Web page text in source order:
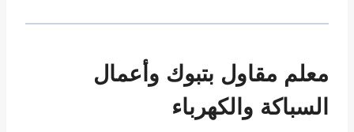
معلم مقاول بتبوك وأعمال
السباكة والكهرباء